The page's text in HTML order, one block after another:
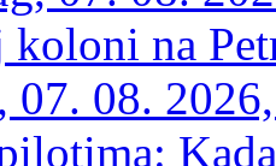
na
07. 08.